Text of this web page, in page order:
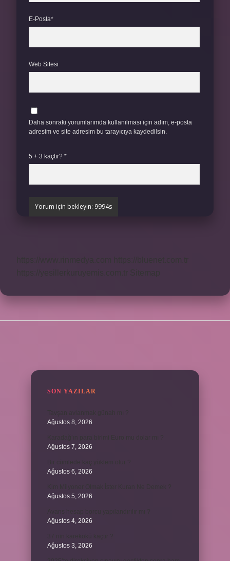
E-Posta*
Web Sitesi
Daha sonraki yorumlarımda kullanılması için adım, e-posta
adresim ve site adresim bu tarayıcıya kaydedilsin.
5 + 3 kaçtır? *
SON YAZILAR
Ağustos 8, 2026
Ağustos 7, 2026
Ağustos 6, 2026
Ağustos 5, 2026
Ağustos 4, 2026
Ağustos 3, 2026